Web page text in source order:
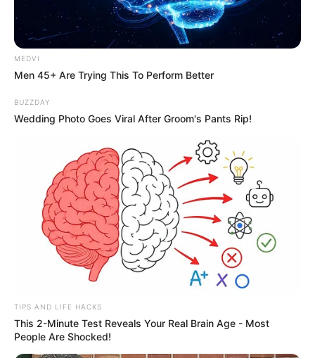
Homem esfaqueia irmão, irmã
grávida e padrasto na região
O autor do crime foi encontrado pelos policiais ainda com a
faca na mão e precisou ser algemado.
Fonte: Da Redação
MEDVI
Men 45+ Are Trying This To Perform Better
BUZZDAY
Wedding Photo Goes Viral After Groom's Pants Rip!
TIPS AND LIFE HACKS
This 2-Minute Test Reveals Your Real Brain Age - Most
People Are Shocked!